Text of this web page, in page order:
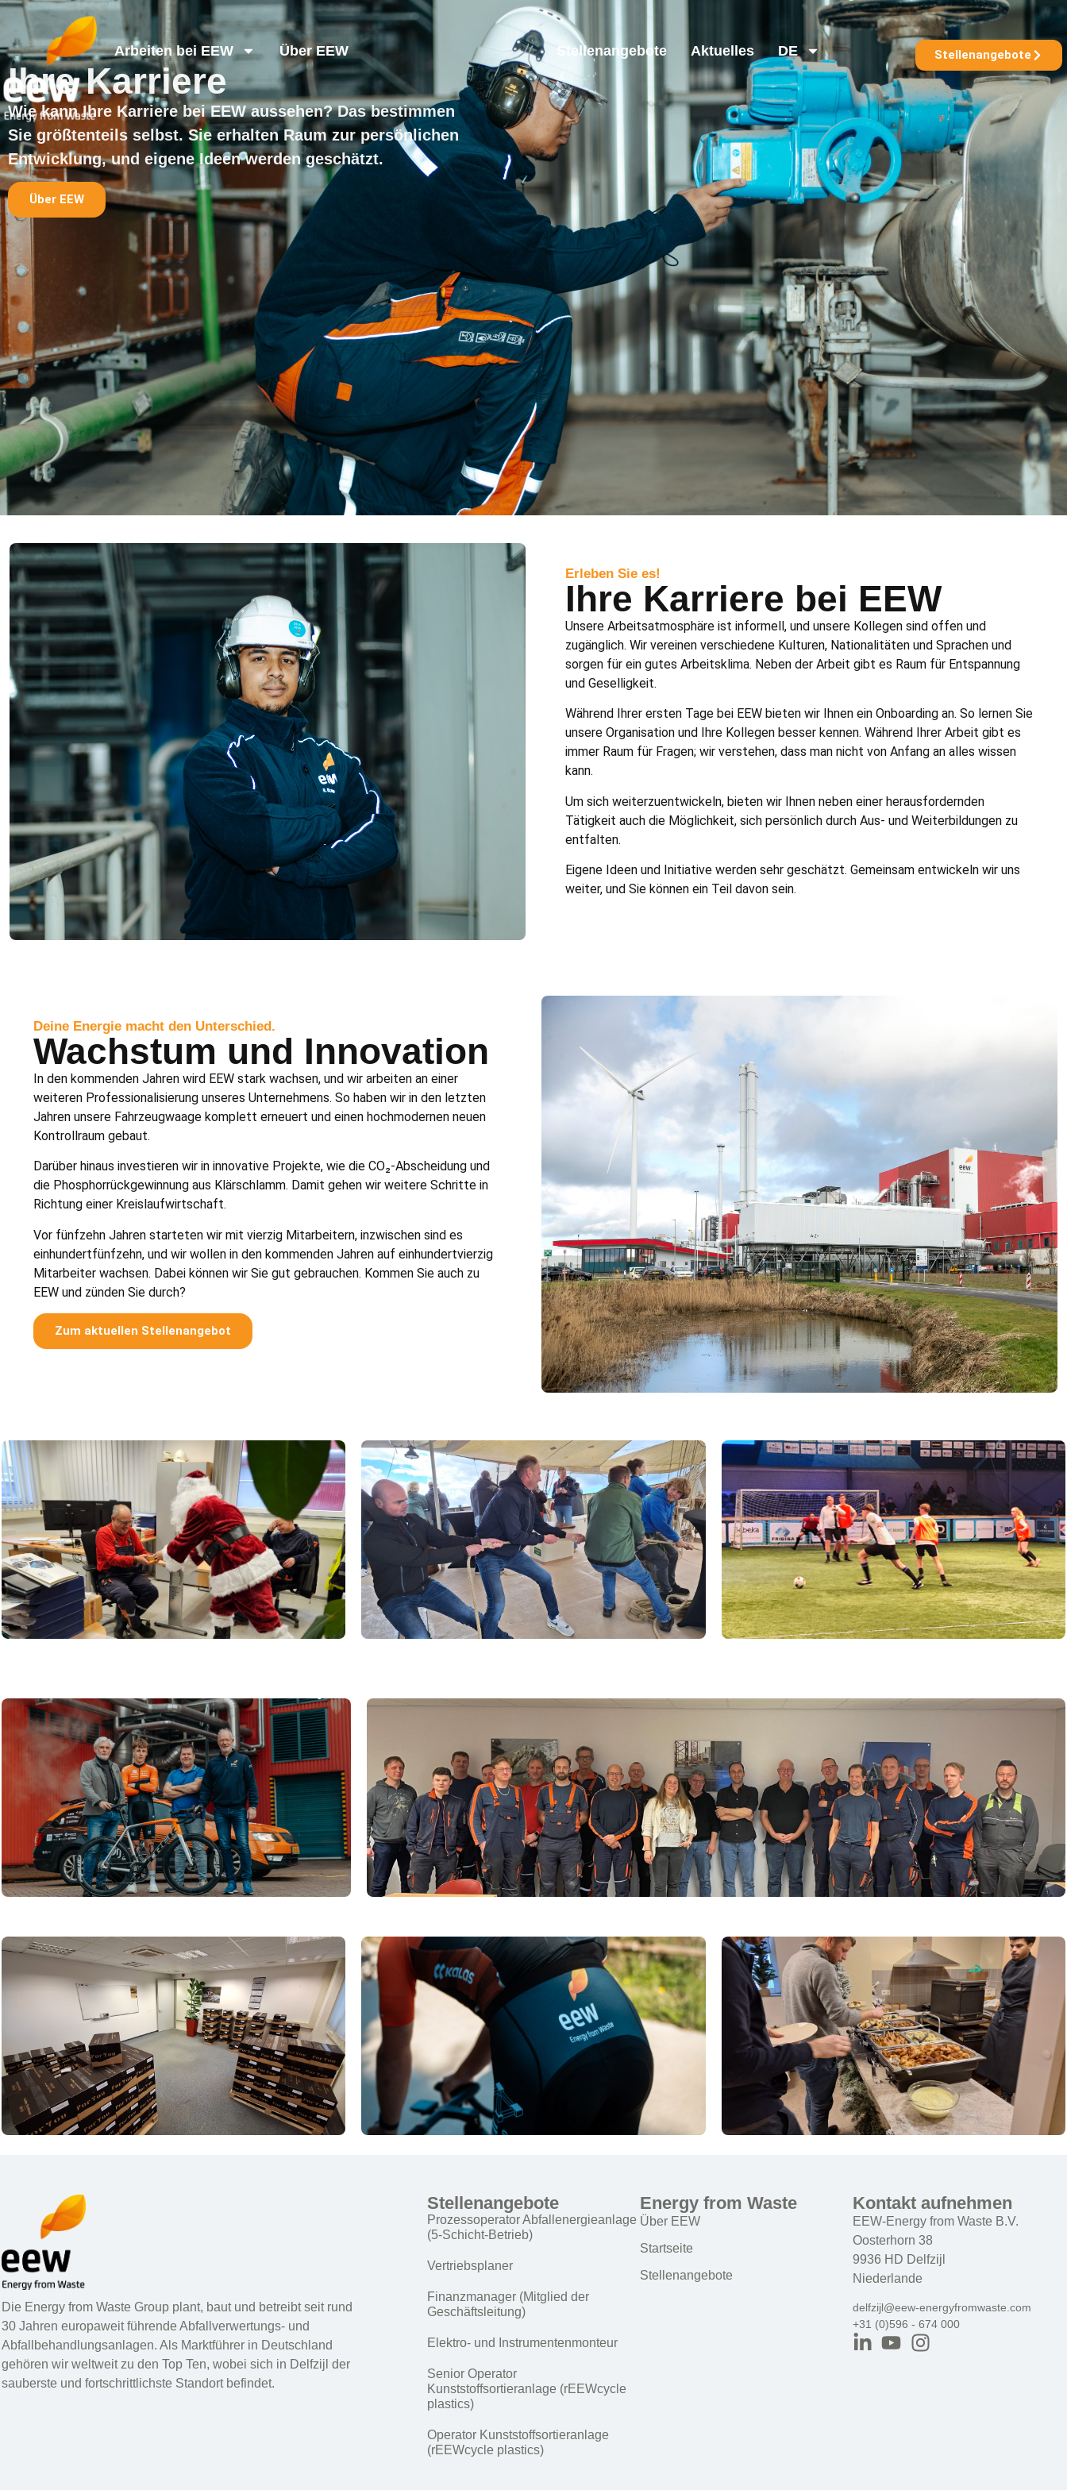
Arbeiten bei EEW Über EEW Stellenangebote Aktuelles DE Stellenangebote
Ihre Karriere
Wie kann Ihre Karriere bei EEW aussehen? Das bestimmen
Sie größtenteils selbst. Sie erhalten Raum zur persönlichen
Entwicklung, und eigene Ideen werden geschätzt.
Über EEW
Erleben Sie es!
Ihre Karriere bei EEW
Unsere Arbeitsatmosphäre ist informell, und unsere Kollegen sind offen und
zugänglich. Wir vereinen verschiedene Kulturen, Nationalitäten und Sprachen und
sorgen für ein gutes Arbeitsklima. Neben der Arbeit gibt es Raum für Entspannung
und Geselligkeit.
Während Ihrer ersten Tage bei EEW bieten wir Ihnen ein Onboarding an. So lernen Sie
unsere Organisation und Ihre Kollegen besser kennen. Während Ihrer Arbeit gibt es
immer Raum für Fragen; wir verstehen, dass man nicht von Anfang an alles wissen
kann.
Um sich weiterzuentwickeln, bieten wir Ihnen neben einer herausfordernden
Tätigkeit auch die Möglichkeit, sich persönlich durch Aus- und Weiterbildungen zu
entfalten.
Eigene Ideen und Initiative werden sehr geschätzt. Gemeinsam entwickeln wir uns
weiter, und Sie können ein Teil davon sein.
Deine Energie macht den Unterschied.
Wachstum und Innovation
In den kommenden Jahren wird EEW stark wachsen, und wir arbeiten an einer
weiteren Professionalisierung unseres Unternehmens. So haben wir in den letzten
Jahren unsere Fahrzeugwaage komplett erneuert und einen hochmodernen neuen
Kontrollraum gebaut.
Darüber hinaus investieren wir in innovative Projekte, wie die CO₂-Abscheidung und
die Phosphorrückgewinnung aus Klärschlamm. Damit gehen wir weitere Schritte in
Richtung einer Kreislaufwirtschaft.
Vor fünfzehn Jahren starteten wir mit vierzig Mitarbeitern, inzwischen sind es
einhundertfünfzehn, und wir wollen in den kommenden Jahren auf einhundertvierzig
Mitarbeiter wachsen. Dabei können wir Sie gut gebrauchen. Kommen Sie auch zu
EEW und zünden Sie durch?
Zum aktuellen Stellenangebot
Die Energy from Waste Group plant, baut und betreibt seit rund
30 Jahren europaweit führende Abfallverwertungs- und
Abfallbehandlungsanlagen. Als Marktführer in Deutschland
gehören wir weltweit zu den Top Ten, wobei sich in Delfzijl der
sauberste und fortschrittlichste Standort befindet.
Stellenangebote
Prozessoperator Abfallenergieanlage
(5-Schicht-Betrieb)
Vertriebsplaner
Finanzmanager (Mitglied der
Geschäftsleitung)
Elektro- und Instrumentenmonteur
Senior Operator
Kunststoffsortieranlage (rEEWcycle
plastics)
Operator Kunststoffsortieranlage
(rEEWcycle plastics)
Energy from Waste
Über EEW
Startseite
Stellenangebote
Kontakt aufnehmen
EEW-Energy from Waste B.V.
Oosterhorn 38
9936 HD Delfzijl
Niederlande
delfzijl@eew-energyfromwaste.com
+31 (0)596 - 674 000